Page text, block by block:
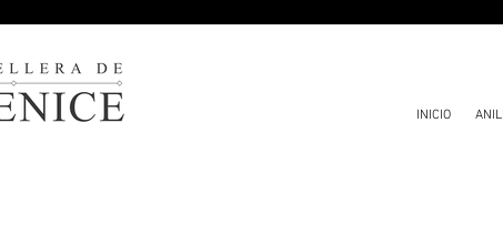
INICIO